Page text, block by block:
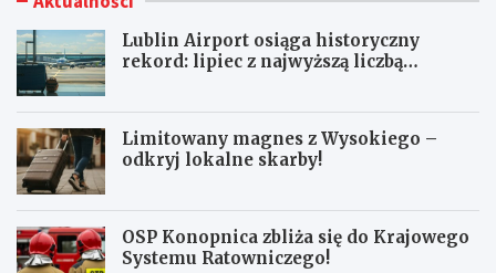
Lublin Airport osiąga historyczny
rekord: lipiec z najwyższą liczbą
Limitowany magnes z Wysokiego –
odkryj lokalne skarby!
OSP Konopnica zbliża się do Krajowego
Systemu Ratowniczego!